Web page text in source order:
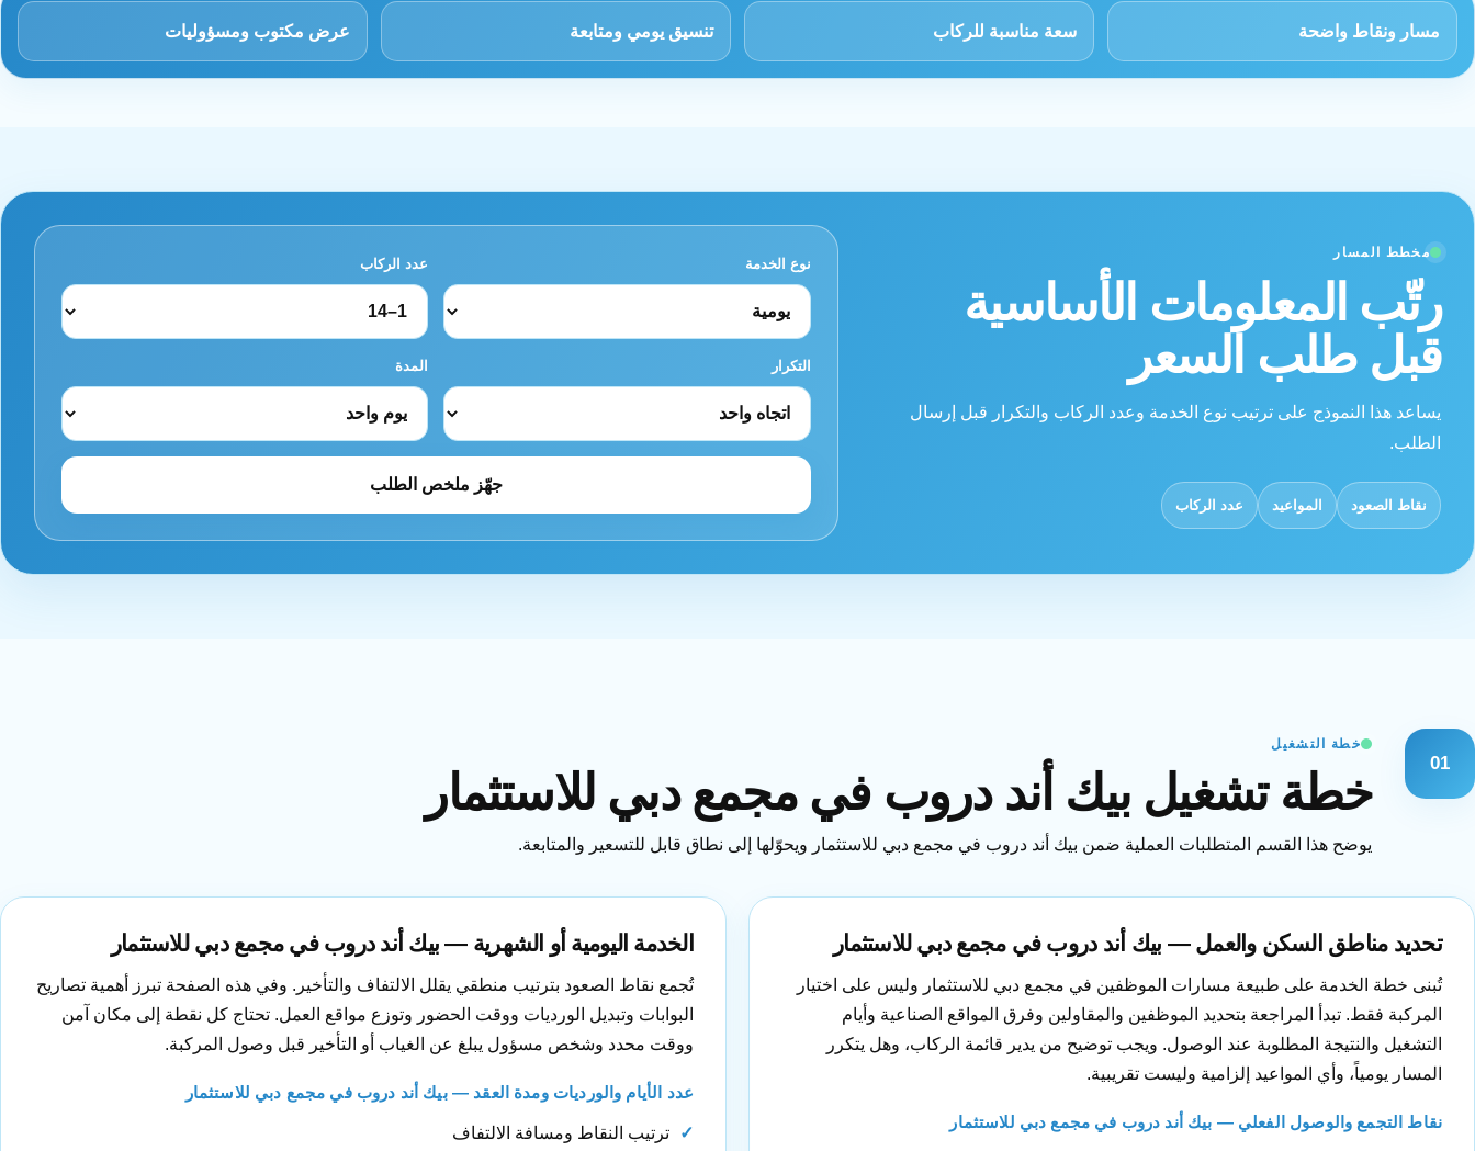
مسار ونقاط واضحة سعة مناسبة للركاب تنسيق يومي ومتابعة عرض مكتوب ومسؤوليات
مخطط المسار
رتّب المعلومات الأساسية
قبل طلب السعر
يساعد هذا النموذج على ترتيب نوع الخدمة وعدد الركاب والتكرار قبل إرسال
الطلب.
نقاط الصعود المواعيد عدد الركاب
نوع الخدمة عدد الركاب
التكرار المدة
جهّز ملخص الطلب
01
خطة التشغيل
خطة تشغيل بيك أند دروب في مجمع دبي للاستثمار
يوضح هذا القسم المتطلبات العملية ضمن بيك أند دروب في مجمع دبي للاستثمار ويحوّلها إلى نطاق قابل للتسعير والمتابعة.
تحديد مناطق السكن والعمل — بيك أند دروب في مجمع دبي للاستثمار
تُبنى خطة الخدمة على طبيعة مسارات الموظفين في مجمع دبي للاستثمار وليس على اختيار
المركبة فقط. تبدأ المراجعة بتحديد الموظفين والمقاولين وفرق المواقع الصناعية وأيام
التشغيل والنتيجة المطلوبة عند الوصول. ويجب توضيح من يدير قائمة الركاب، وهل يتكرر
المسار يومياً، وأي المواعيد إلزامية وليست تقريبية.
نقاط التجمع والوصول الفعلي — بيك أند دروب في مجمع دبي للاستثمار
الخدمة اليومية أو الشهرية — بيك أند دروب في مجمع دبي للاستثمار
تُجمع نقاط الصعود بترتيب منطقي يقلل الالتفاف والتأخير. وفي هذه الصفحة تبرز أهمية تصاريح
البوابات وتبديل الورديات ووقت الحضور وتوزع مواقع العمل. تحتاج كل نقطة إلى مكان آمن
ووقت محدد وشخص مسؤول يبلغ عن الغياب أو التأخير قبل وصول المركبة.
عدد الأيام والورديات ومدة العقد — بيك أند دروب في مجمع دبي للاستثمار
ترتيب النقاط ومسافة الالتفاف